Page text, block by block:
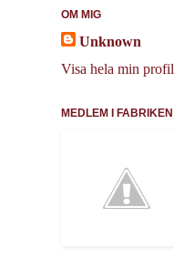
OM MIG
Unknown
Visa hela min profil
MEDLEM I FABRIKEN